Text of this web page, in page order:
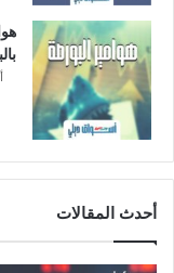
أحدث المقالات